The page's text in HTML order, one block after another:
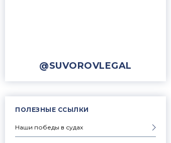
@SUVOROVLEGAL
ПОЛЕЗНЫЕ ССЫЛКИ
Наши победы в судах